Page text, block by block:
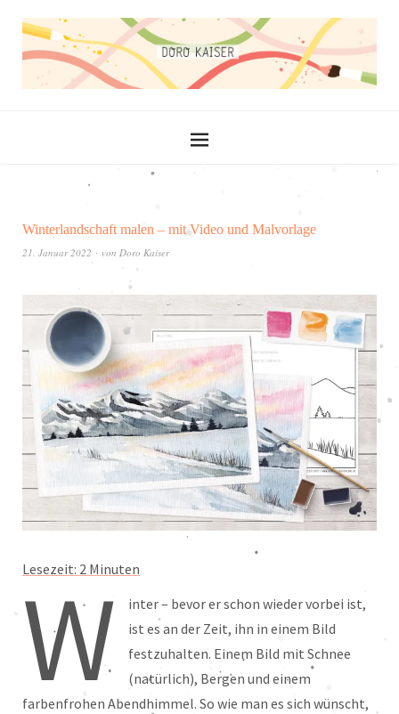
Winterlandschaft malen – mit Video und Malvorlage
21. Januar 2022 von Doro Kaiser
Lesezeit: 2 Minuten
W
inter – bevor er schon wieder vorbei ist,
ist es an der Zeit, ihn in einem Bild
festzuhalten. Einem Bild mit Schnee
(natürlich), Bergen und einem
farbenfrohen Abendhimmel. So wie man es sich wünscht,